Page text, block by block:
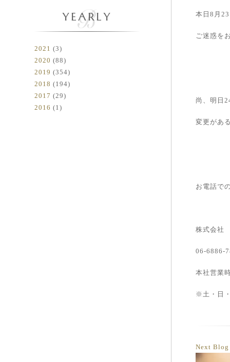
YEARLY
2021 (3)
2020 (88)
2019 (354)
2018 (194)
2017 (29)
2016 (1)
本日8月
ご迷惑を
尚、明日
変更があ
お電話で
株式会社
06-6886-
本社営業
※土・日
Next